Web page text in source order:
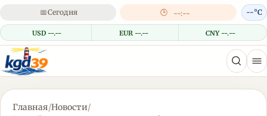
📅Сегодня 🕒 --:--
USD --.-- EUR --.-- CNY --.--
--°C
Главная/Новости/